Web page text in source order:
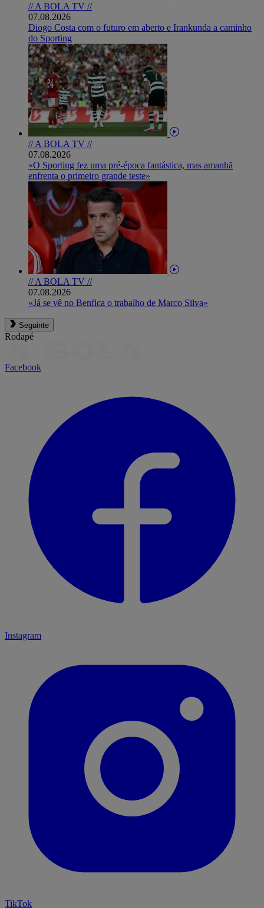
// A BOLA TV //
07.08.2026
Diogo Costa com o futuro em aberto e Irankunda a caminho
do Sporting
// A BOLA TV //
07.08.2026
«O Sporting fez uma pré-época fantástica, mas amanhã
enfrenta o primeiro grande teste»
// A BOLA TV //
07.08.2026
«Já se vê no Benfica o trabalho de Marco Silva»
Seguinte
Rodapé
Facebook
Instagram
TikTok